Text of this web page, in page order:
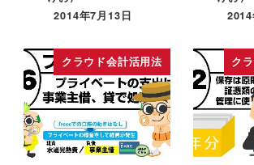
2014年7月13日
クラウド会計活用法 ク